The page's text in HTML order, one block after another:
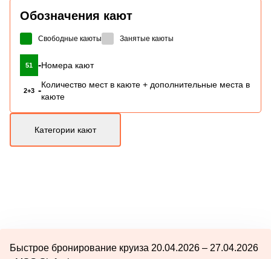
Обозначения кают
Свободные каюты Занятые каюты
51 -Номера кают
2+3 -
Количество мест в каюте + дополнительные места в
каюте
Категории кают
Быстрое бронирование круиза 20.04.2026 – 27.04.2026